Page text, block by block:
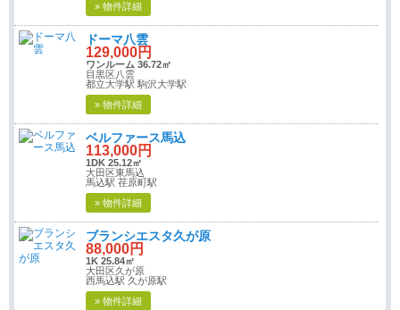
» 物件詳細
ドーマ八雲
129,000円
ワンルーム 36.72㎡
目黒区八雲
都立大学駅 駒沢大学駅
» 物件詳細
ベルファース馬込
113,000円
1DK 25.12㎡
大田区東馬込
馬込駅 荏原町駅
» 物件詳細
ブランシエスタ久が原
88,000円
1K 25.84㎡
大田区久が原
西馬込駅 久が原駅
» 物件詳細